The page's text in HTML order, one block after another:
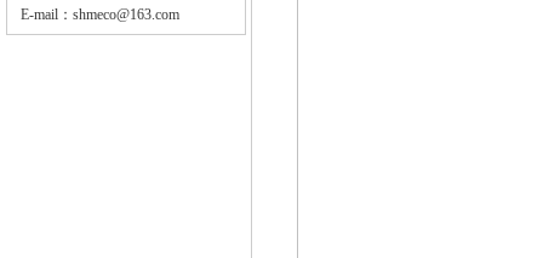
E-mail： shmeco@163.com